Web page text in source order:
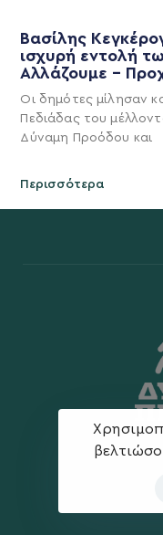
Βασίλης
ισχυρή εντολή
Αλλάζουμε –
Οι δημότες μίλησαν
Πεδιάδας του
Δύναμη Προόδου και
Περισσότερα